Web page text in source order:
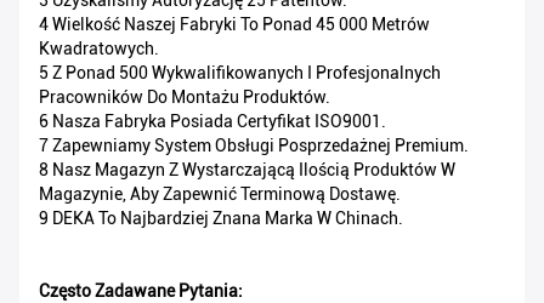
4 Wielkość Naszej Fabryki To Ponad 45 000 Metrów
Kwadratowych.
5 Z Ponad 500 Wykwalifikowanych I Profesjonalnych
Pracowników Do Montażu Produktów.
6 Nasza Fabryka Posiada Certyfikat ISO9001.
7 Zapewniamy System Obsługi Posprzedażnej Premium.
8 Nasz Magazyn Z Wystarczającą Ilością Produktów W
Magazynie, Aby Zapewnić Terminową Dostawę.
9 DEKA To Najbardziej Znana Marka W Chinach.
Często Zadawane Pytania: